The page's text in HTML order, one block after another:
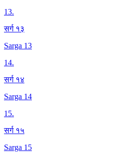
13.
सर्ग १३
Sarga 13
14.
सर्ग १४
Sarga 14
15.
सर्ग १५
Sarga 15